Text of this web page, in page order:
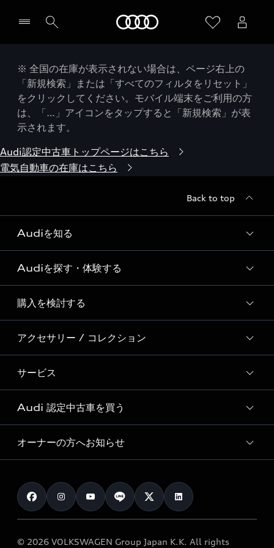
※ 全国の在庫が表示されない場合は、ページ右上の
「新規検索」または「すべてのフィルタをリセット」
をクリックしてください。モバイル端末をご利用の方
は、「…」アイコンをタップすると「新規検索」が表
示されます。
Audi認定中古車トップページはこちら
電気自動車の在庫はこちら
Back to top
Audiを知る
Audi ブランド
Story of Progress
Audi Sport
Formula 1®
デジタルサービス
Audiを探す・体験する
ディーラー検索
新車在庫検索
試乗車・展示車検索
見積り依頼
試乗予約
購入を検討する
モデル一覧
特別仕様モデル / 限定モデル
e-tronラインアップ
価格シミュレーション
車両比較
カタログ一覧
アクセサリー / コレクション
純正アクセサリー
オンラインショップ
Audi collection
アウディナビアプリ
サービス
サービス入庫予約
サービスプログラム
メンテナンス
車検 / 定期点検
e-tronアフターサポート
Audi 認定中古車を買う
Audi認定中古車
クオリティ
保証
メンテナンス
オーナーの方へお知らせ
お知らせ
オーナー様向けキャンペーン
© 2026 VOLKSWAGEN Group Japan K.K. All rights